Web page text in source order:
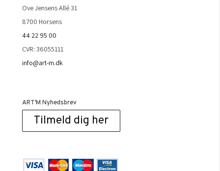
Ove Jensens Allé 31
8700 Horsens
44 22 95 00
CVR: 36055111
info@art-m.dk
ART’M Nyhedsbrev
Tilmeld dig her